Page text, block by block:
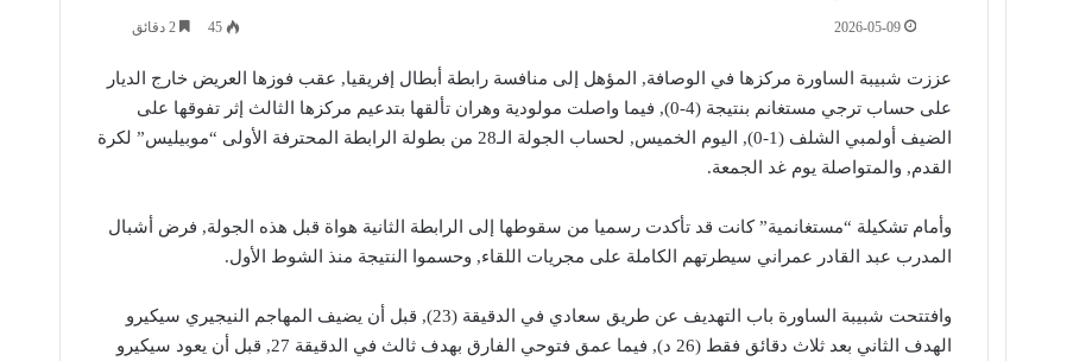
2026-05-09
45
عززت شبيبة الساورة مركزها في الوصافة, المؤهل إلى منافسة رابطة أبطال إفريقيا, عقب فوزها العريض خارج الديار
على حساب ترجي مستغانم بنتيجة (4-0), فيما واصلت مولودية وهران تألقها بتدعيم مركزها الثالث إثر تفوقها على
الضيف أولمبي الشلف (1-0), اليوم الخميس, لحساب الجولة الـ28 من بطولة الرابطة المحترفة الأولى “موبيليس” لكرة
القدم, والمتواصلة يوم غد الجمعة.
وأمام تشكيلة “مستغانمية” كانت قد تأكدت رسميا من سقوطها إلى الرابطة الثانية هواة قبل هذه الجولة, فرض أشبال
المدرب عبد القادر عمراني سيطرتهم الكاملة على مجريات اللقاء, وحسموا النتيجة منذ الشوط الأول.
وافتتحت شبيبة الساورة باب التهديف عن طريق سعادي في الدقيقة (23), قبل أن يضيف المهاجم النيجيري سيكيرو
الهدف الثاني بعد ثلاث دقائق فقط (26 د), فيما عمق فتوحي الفارق بهدف ثالث في الدقيقة 27, قبل أن يعود سيكيرو